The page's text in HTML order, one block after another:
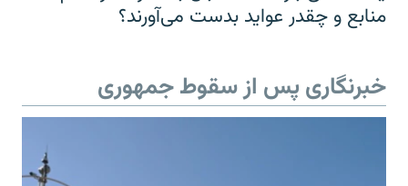
منابع و چقدر عواید بدست می‌آورند؟
خبرنگاری پس از سقوط جمهوری